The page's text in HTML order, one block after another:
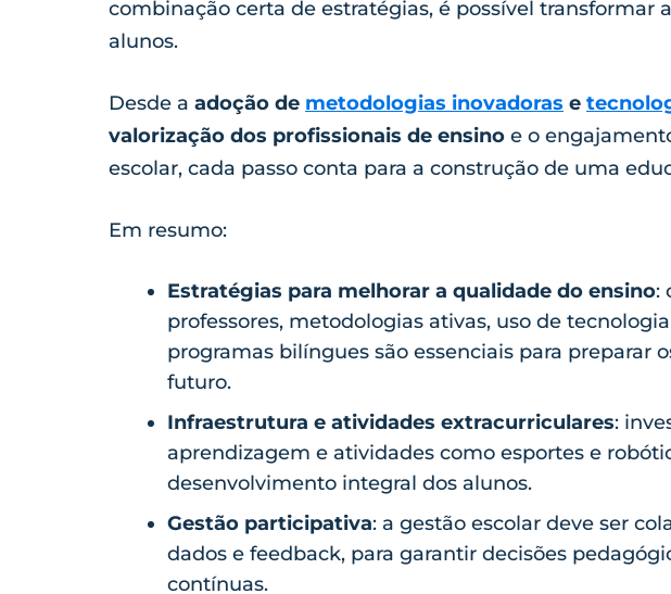
combinação certa de estratégias, é possível transformar
alunos.
Desde a adoção de metodologias inovadoras e
valorização dos profissionais de ensino e o
escolar, cada passo conta para a construção de uma
Em resumo:
Estratégias para melhorar a qualidade do ensino:
professores, metodologias ativas, uso de
programas bilíngues são essenciais para preparar
futuro.
Infraestrutura e atividades extracurriculares:
aprendizagem e atividades como esportes e
desenvolvimento integral dos alunos.
Gestão participativa: a gestão escolar deve ser
dados e feedback, para garantir decisões
contínuas.